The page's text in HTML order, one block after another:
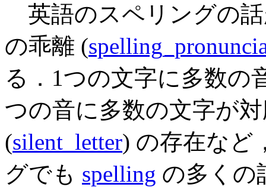
英語のスペリングの
の乖離 (
る．1つの文字に多数の
つの音に多数の文字が
(silent_letter) の存在など
グでも spelling の多くの